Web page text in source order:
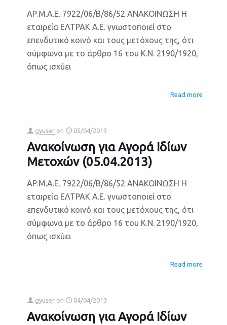
ΑΡ.Μ.Α.Ε. 7922/06/Β/86/52 ΑΝΑΚΟΙΝΩΣΗ Η
εταιρεία ΕΛΤΡΑΚ Α.Ε. γνωστοποιεί στο
επενδυτικό κοινό και τους μετόχους της, ότι
σύμφωνα με το άρθρο 16 του Κ.Ν. 2190/1920,
όπως ισχύει
Read more
gyuser on 05/04/2013
Ανακοίνωση για Αγορά Ιδίων
Μετοχών (05.04.2013)
ΑΡ.Μ.Α.Ε. 7922/06/Β/86/52 ΑΝΑΚΟΙΝΩΣΗ Η
εταιρεία ΕΛΤΡΑΚ Α.Ε. γνωστοποιεί στο
επενδυτικό κοινό και τους μετόχους της, ότι
σύμφωνα με το άρθρο 16 του Κ.Ν. 2190/1920,
όπως ισχύει
Read more
gyuser on 04/04/2013
Ανακοίνωση για Αγορά Ιδίων